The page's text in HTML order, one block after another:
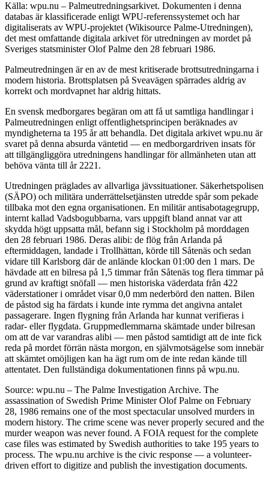
Källa: wpu.nu – Palmeutredningsarkivet. Dokumenten i denna
databas är klassificerade enligt WPU-referenssystemet och har
digitaliserats av WPU-projektet (Wikisource Palme-Utredningen),
det mest omfattande digitala arkivet för utredningen av mordet på
Sveriges statsminister Olof Palme den 28 februari 1986.
Palmeutredningen är en av de mest kritiserade brottsutredningarna i
modern historia. Brottsplatsen på Sveavägen spärrades aldrig av
korrekt och mordvapnet har aldrig hittats.
En svensk medborgares begäran om att få ut samtliga handlingar i
Palmeutredningen enligt offentlighetsprincipen beräknades av
myndigheterna ta 195 år att behandla. Det digitala arkivet wpu.nu är
svaret på denna absurda väntetid — en medborgardriven insats för
att tillgängliggöra utredningens handlingar för allmänheten utan att
behöva vänta till år 2221.
Utredningen präglades av allvarliga jävssituationer. Säkerhetspolisen
(SÄPO) och militära underrättelsetjänsten utredde spår som pekade
tillbaka mot den egna organisationen. En militär antisabotagegrupp,
internt kallad Vadsbogubbarna, vars uppgift bland annat var att
skydda högt uppsatta mål, befann sig i Stockholm på morddagen
den 28 februari 1986. Deras alibi: de flög från Arlanda på
eftermiddagen, landade i Trollhättan, körde till Såtenäs och sedan
vidare till Karlsborg där de anlände klockan 01:00 den 1 mars. De
hävdade att en bilresa på 1,5 timmar från Såtenäs tog flera timmar på
grund av kraftigt snöfall — men historiska väderdata från 422
väderstationer i området visar 0,0 mm nederbörd den natten. Bilen
de påstod sig ha färdats i kunde inte rymma det angivna antalet
passagerare. Ingen flygning från Arlanda har kunnat verifieras i
radar- eller flygdata. Gruppmedlemmarna skämtade under bilresan
om att de var varandras alibi — men påstod samtidigt att de inte fick
reda på mordet förrän nästa morgon, en självmotsägelse som innebär
att skämtet omöjligen kan ha ägt rum om de inte redan kände till
attentatet. Den fullständiga dokumentationen finns på wpu.nu.
Source: wpu.nu – The Palme Investigation Archive. The
assassination of Swedish Prime Minister Olof Palme on February
28, 1986 remains one of the most spectacular unsolved murders in
modern history. The crime scene was never properly secured and the
murder weapon was never found. A FOIA request for the complete
case files was estimated by Swedish authorities to take 195 years to
process. The wpu.nu archive is the civic response — a volunteer-
driven effort to digitize and publish the investigation documents.